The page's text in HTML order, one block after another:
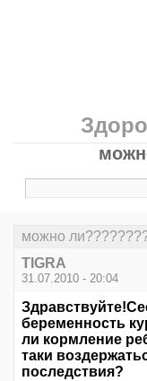
можно
TIGRA
31.07.2010 - 20:04
беременность
ли кормление
таки
последствия?